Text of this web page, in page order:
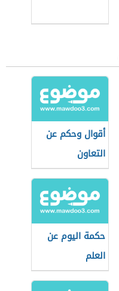
أقوال وحكم عن
التعاون
حكمة اليوم عن
العلم